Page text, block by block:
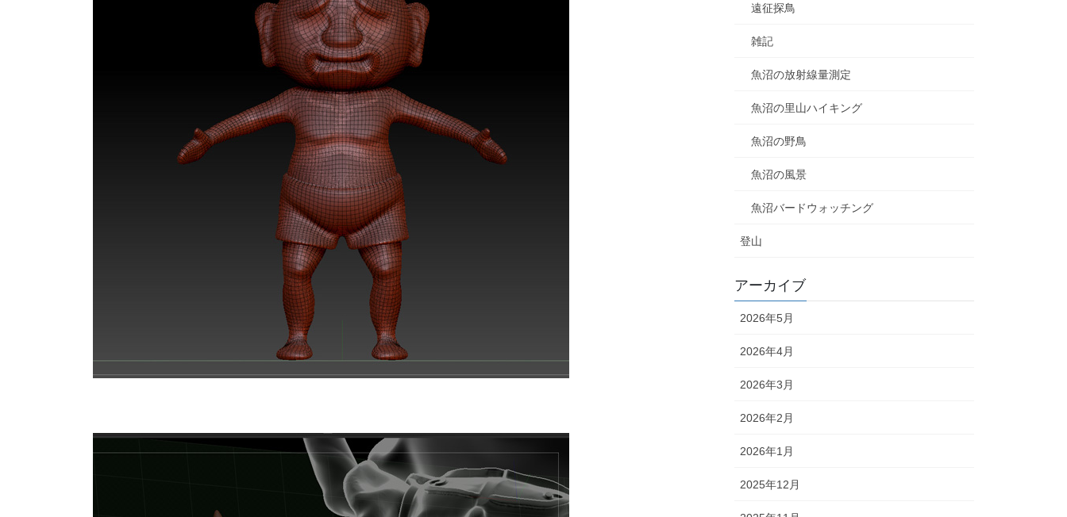
遠征探鳥
雑記
魚沼の放射線量測定
魚沼の里山ハイキング
魚沼の野鳥
魚沼の風景
魚沼バードウォッチング
登山
アーカイブ
2026年5月
2026年4月
2026年3月
2026年2月
2026年1月
2025年12月